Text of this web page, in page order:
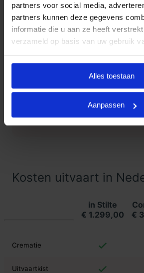
partners voor social media,
partners kunnen deze gegevens
informatie die u aan ze heeft
verzameld op basis van uw gebruik
Alles toestaan
Aanpassen
Klanten Vertellen
Goedkope Uitvaart24,
met met meer dan 1400
Kosten uitvaart in
in Stilte
€ 1.299,00
€
Crematie
Uitvaartkist